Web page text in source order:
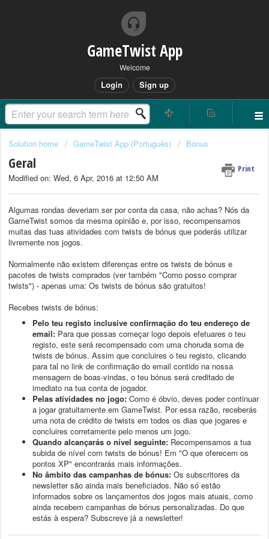
GameTwist App
Welcome
Login Sign up
Solution home GameTwist App (Português) Bónus
Geral Print
Modified on: Wed, 6 Apr, 2016 at 12:50 AM
Algumas rondas deveriam ser por conta da casa, não achas? Nós da
GameTwist somos da mesma opinião e, por isso, recompensamos
muitas das tuas atividades com twists de bónus que poderás utilizar
livremente nos jogos.
Normalmente não existem diferenças entre os twists de bónus e
pacotes de twists comprados (ver também "Como posso comprar
twists") - apenas uma: Os twists de bónus são gratuitos!
Recebes twists de bónus:
Pelo teu registo inclusive confirmação do teu endereço de
email: Para que possas começar logo depois efetuares o teu
registo, este será recompensado com uma choruda soma de
twists de bónus. Assim que concluires o teu registo, clicando
para tal no link de confirmação do email contido na nossa
mensagem de boas-vindas, o teu bónus será creditado de
imediato na tua conta de jogador.
Pelas atividades no jogo: Como é óbvio, deves poder continuar
a jogar gratuitamente em GameTwist. Por essa razão, receberás
uma nota de crédito de twists em todos os dias que jogares e
concluires corretamente pelo menos um jogo.
Quando alcançarás o nível seguinte: Recompensamos a tua
subida de nível com twists de bónus! Em "O que oferecem os
pontos XP" encontrarás mais informações.
No âmbito das campanhas de bónus: Os subscritores da
newsletter são ainda mais beneficiados. Não só estão
informados sobre os lançamentos dos jogos mais atuais, como
ainda recebem campanhas de bónus personalizadas. Do que
estás à espera? Subscreve já a newsletter!